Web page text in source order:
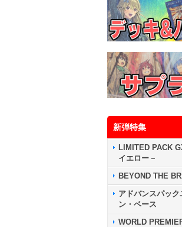
新弾特集
LIMITED PACK
イエロー－
BEYOND THE
アドバンスパック
ン・ベース
WORLD